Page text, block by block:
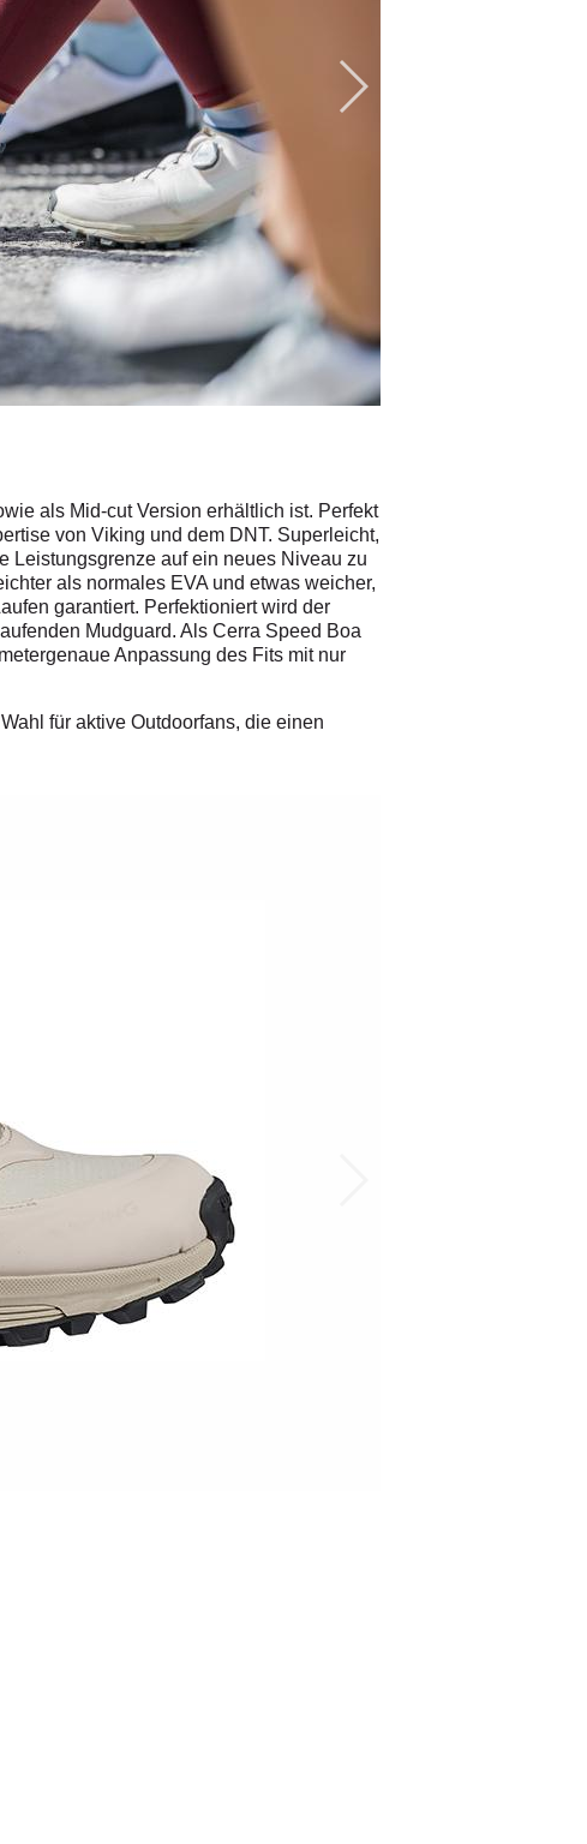
als Mid-cut Version erhältlich ist. Perfekt
von Viking und dem DNT. Superleicht,
Leistungsgrenze auf ein neues Niveau zu
als normales EVA und etwas weicher,
garantiert. Perfektioniert wird der
Mudguard. Als Cerra Speed Boa
Anpassung des Fits mit nur
für aktive Outdoorfans, die einen